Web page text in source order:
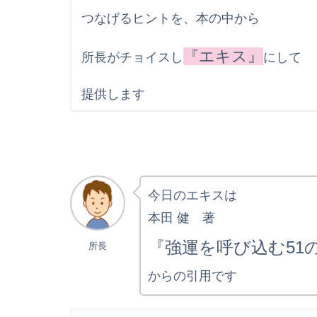
つなげるヒントを、本の中から
所長がチョイスし 『エキス』 にして
提供します
所長
今日のエキスは
本田 健 著
『強運を呼び込む51
からの引用です